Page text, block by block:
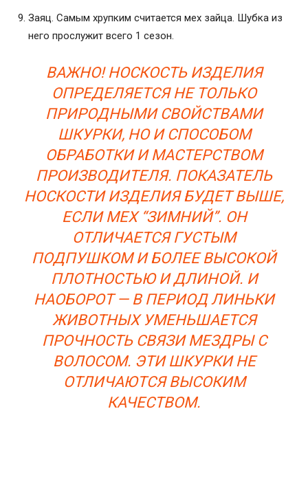
Заяц. Самым хрупким считается мех зайца. Шубка из
него прослужит всего 1 сезон.
ВАЖНО! НОСКОСТЬ ИЗДЕЛИЯ
ОПРЕДЕЛЯЕТСЯ НЕ ТОЛЬКО
ПРИРОДНЫМИ СВОЙСТВАМИ
ШКУРКИ, НО И СПОСОБОМ
ОБРАБОТКИ И МАСТЕРСТВОМ
ПРОИЗВОДИТЕЛЯ. ПОКАЗАТЕЛЬ
НОСКОСТИ ИЗДЕЛИЯ БУДЕТ ВЫШЕ,
ЕСЛИ МЕХ “ЗИМНИЙ”. ОН
ОТЛИЧАЕТСЯ ГУСТЫМ
ПОДПУШКОМ И БОЛЕЕ ВЫСОКОЙ
ПЛОТНОСТЬЮ И ДЛИНОЙ. И
НАОБОРОТ — В ПЕРИОД ЛИНЬКИ
ЖИВОТНЫХ УМЕНЬШАЕТСЯ
ПРОЧНОСТЬ СВЯЗИ МЕЗДРЫ С
ВОЛОСОМ. ЭТИ ШКУРКИ НЕ
ОТЛИЧАЮТСЯ ВЫСОКИМ
КАЧЕСТВОМ.